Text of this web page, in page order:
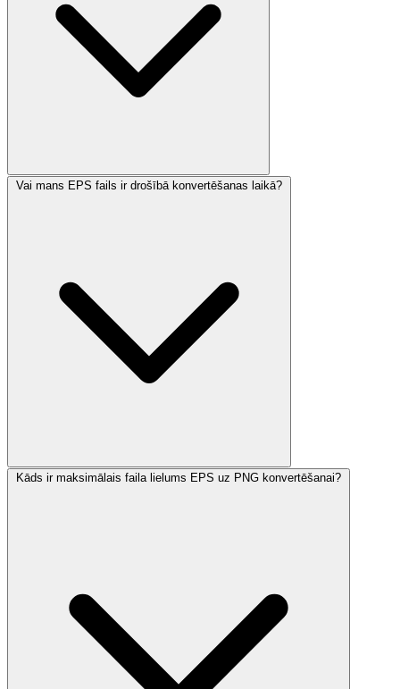
Vai mans EPS fails ir drošībā konvertēšanas laikā?
Kāds ir maksimālais faila lielums EPS uz PNG konvertēšanai?